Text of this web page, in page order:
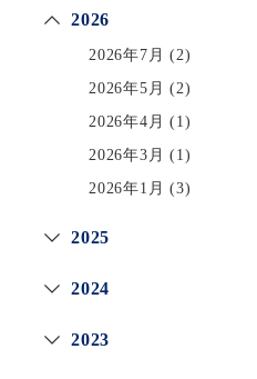
2026
2026年7月 (2)
2026年5月 (2)
2026年4月 (1)
2026年3月 (1)
2026年1月 (3)
2025
2024
2023